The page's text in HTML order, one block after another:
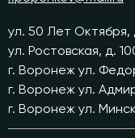
ул. 50 Лет Октября,
ул. Ростовская, д.
г. Воронеж ул.
г. Воронеж ул.
г. Воронеж ул.